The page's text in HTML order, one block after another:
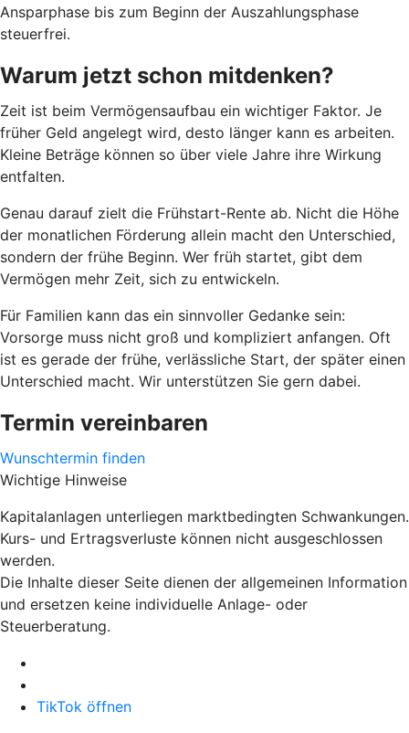
Ansparphase bis zum Beginn der Auszahlungsphase
steuerfrei.
Warum jetzt schon mitdenken?
Zeit ist beim Vermögensaufbau ein wichtiger Faktor. Je
früher Geld angelegt wird, desto länger kann es arbeiten.
Kleine Beträge können so über viele Jahre ihre Wirkung
entfalten.
Genau darauf zielt die Frühstart-Rente ab. Nicht die Höhe
der monatlichen Förderung allein macht den Unterschied,
sondern der frühe Beginn. Wer früh startet, gibt dem
Vermögen mehr Zeit, sich zu entwickeln.
Für Familien kann das ein sinnvoller Gedanke sein:
Vorsorge muss nicht groß und kompliziert anfangen. Oft
ist es gerade der frühe, verlässliche Start, der später einen
Unterschied macht. Wir unterstützen Sie gern dabei.
Termin vereinbaren
Wunschtermin finden
Wichtige Hinweise
Kapitalanlagen unterliegen marktbedingten Schwankungen.
Kurs- und Ertragsverluste können nicht ausgeschlossen
werden.
Die Inhalte dieser Seite dienen der allgemeinen Information
und ersetzen keine individuelle Anlage- oder
Steuerberatung.
TikTok öffnen